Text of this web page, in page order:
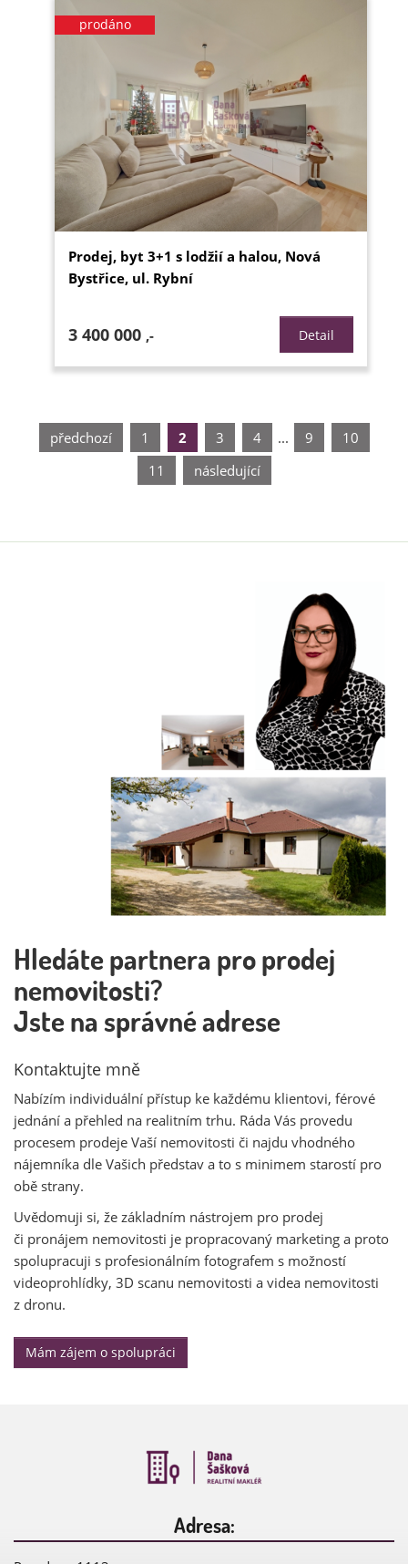
prodáno
Prodej, byt 3+1 s lodžií a halou, Nová
Bystřice, ul. Rybní
3 400 000 ,- Detail
předchozí 1 2 3 4 ... 9
10
11
následující
Hledáte partnera pro prodej
nemovitosti?
Jste na správné adrese
Kontaktujte mně
Nabízím individuální přístup ke každému klientovi, férové
jednání a přehled na realitním trhu. Ráda Vás provedu
procesem prodeje Vaší nemovitosti či najdu vhodného
nájemníka dle Vašich představ a to s minimem starostí pro
obě strany.
Uvědomuji si, že základním nástrojem pro prodej
či pronájem nemovitosti je propracovaný marketing a proto
spolupracuji s profesionálním fotografem s možností
videoprohlídky, 3D scanu nemovitosti a videa nemovitosti
z dronu.
Mám zájem o spolupráci
Adresa: